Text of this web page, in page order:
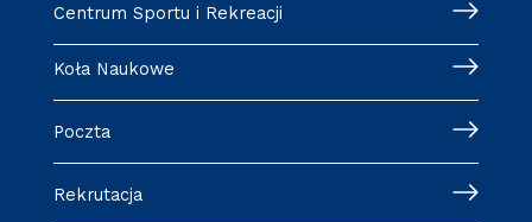
Centrum Sportu i Rekreacji
Koła Naukowe
Poczta
Rekrutacja